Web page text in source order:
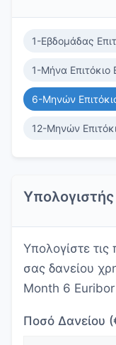
1-Εβδομάδας
1-Μήνα Επιτόκιο
6-Μηνών
12-Μηνών
Υπολογίστε
σας δανείου
Month 6
Ποσό Δανείου